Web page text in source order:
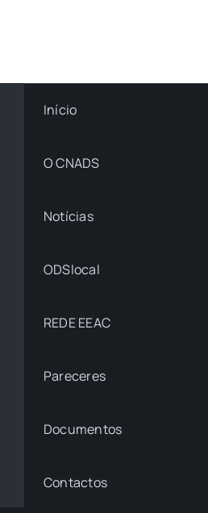
Início
O CNADS
Notícias
ODSlocal
REDE EEAC
Pareceres
Documentos
Contactos